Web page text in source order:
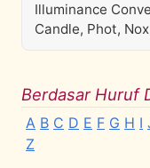
Illuminance
Candle, Phot,
Berdasar Huruf
A B C D E F G H I
Z